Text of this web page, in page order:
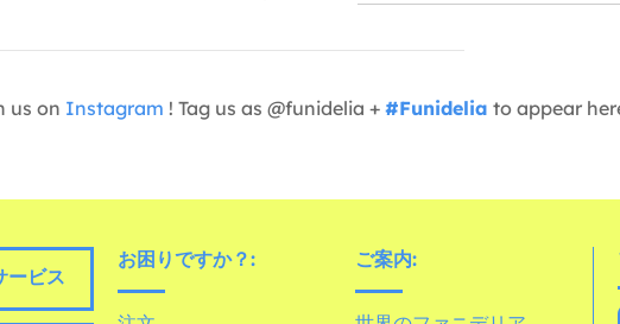
us on Instagram ! Tag us as @funidelia + #Funidelia to appear
ービス
お困りですか？: ご案内: